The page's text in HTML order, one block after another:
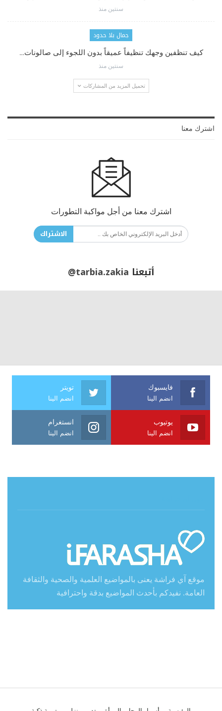
سنتين منذ
جمال بلا حدود
كيف تنظفين وجهك تنظيفاً عميقاً بدون اللجوء إلى صالونات…
سنتين منذ
تحميل المزيد من المشاركات
اشترك معنا
اشترك معنا من أجل مواكبة التطورات
الاشتراك
أتبعنا @tarbia.zakia
فايسبوك
انضم الينا
تويتر
انضم الينا
يوتيوب
انضم الينا
انستغرام
انضم الينا
موقع آي فراشة يعنى بالمواضيع العلمية والصحية والثقافة
العامة. نفيدكم بأحدث المواضيع بدقة واحترافية